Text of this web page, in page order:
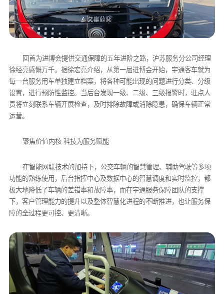
回首为进博会提供交通保障的五年进阶之路，沪苏服务分公司经理
徐经亮感慨万千。据徐宏亮介绍，从第一届进博会开始，宇通客车就为
每一台服务用车单独建立档案，将各种可能出现的问题进行分类、分级
设置，进行预防性监控。当后台发现一级、二级、三级报警时，驻点人
员将立刻联系车辆开展检查，及时排除故障或消除隐患，确保车辆正常
运营。
聚焦价值内核 科技为服务赋能
在智能网联技术的加持下，公交车辆的智慧管理、辅助驾驶等多项
功能的熟练使用，后台指挥中心及数据中心的智慧调度和实时监控，都
极大地降低了车辆的差错率和故障率，而在宇通服务保障团队的支撑
下，客户管理能力的提升以及整体智慧化进程的不断推进，也让服务保
障的全过程更可控、更清晰。